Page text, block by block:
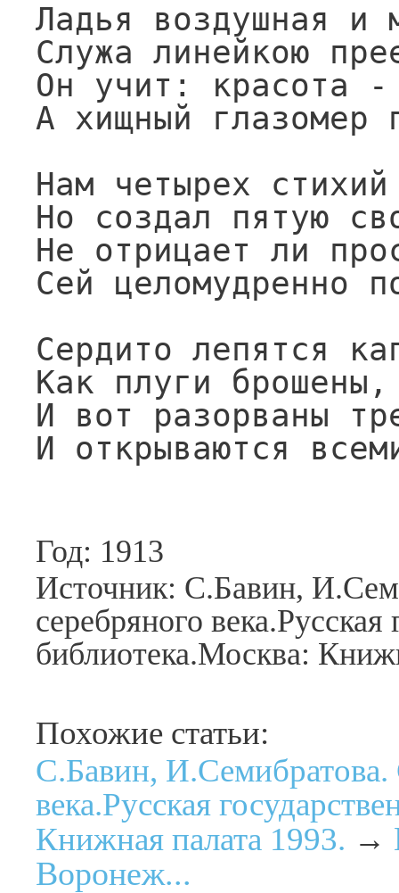
Ладья воздушная и
Служа линейкою
Он учит: красота -
А хищный глазомер
Нам четырех
Но создал пятую
Не отрицает ли
Сей целомудренно
Сердито лепятся
Как плуги
И вот разорваны
И открываются
Год: 1913
Источник: С.Бавин,
серебряного века.Русская
библиотека.Москва:
Похожие статьи:
С.Бавин, И.Семибратова.
века.Русская
Книжная палата 1993. →
Воронеж...